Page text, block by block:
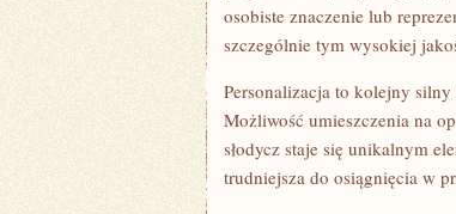
osobiste znaczenie lub
szczególnie tym wysokiej
Personalizacja to kolejny
Możliwość umieszczenia na
słodycz staje się unikalnym
trudniejsza do osiągnięcia w